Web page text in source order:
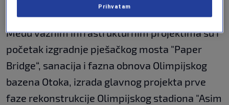
Među važnim infrastrukturnim projektima su i
početak izgradnje pješačkog mosta "Paper
Bridge“, sanacija i fazna obnova Olimpijskog
bazena Otoka, izrada glavnog projekta prve
faze rekonstrukcije Olimpijskog stadiona "Asim
Prihvatam